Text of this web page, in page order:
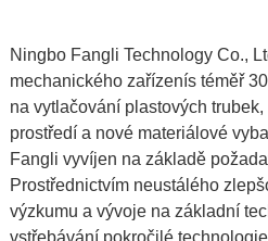
Ningbo Fangli Technology Co.,
mechanického zařízenís téměř
na vytlačování plastových trubek,
prostředí a nové materiálové
Fangli vyvíjen na základě
Prostřednictvím neustálého
výzkumu a vývoje na základní
vstřebávání pokročilé